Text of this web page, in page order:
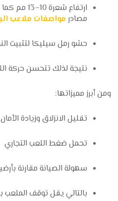
ارتفاع شعرة
مصادر مواصفات ملاعب
حشو رمل سيليكا لتثبيت
نتيجة لذلك تتحسن حركة
ومن أبرز مميزاتها:
تقليل الانزلاق وزيادة الأمان
تحمل ضغط اللعب التجاري
سهولة الصيانة مقارنة
بالتالي يقل توقف الملعب